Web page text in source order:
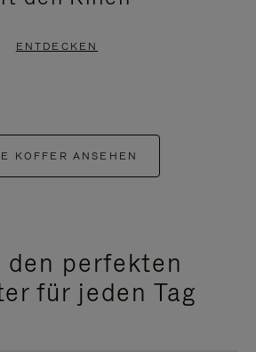
ENTDECKEN
KOFFER ANSEHEN
den perfekten
für jeden Tag